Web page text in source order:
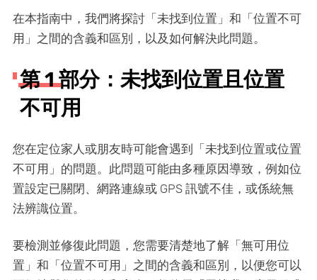
在本指南中，我們將探討「未找到位置」和「位置不可
用」之間的含義和區別，以及如何解決此問題。
第 1 部分：未找到位置且位置
不可用
您在定位家人或朋友時可能會遇到「未找到位置或位置
不可用」的問題。此問題可能由多種原因導致，例如位
置設定已關閉、網路連線或 GPS 訊號不佳，或係統無
法辨識位置。
要檢測並修復此問題，您需要清楚地了解「無可用位
置」和「位置不可用」之間的含義和區別，以便您可以